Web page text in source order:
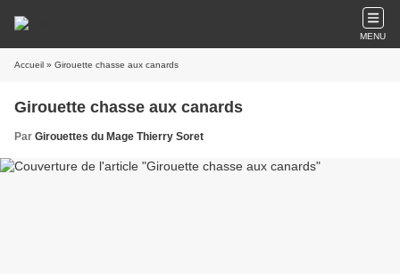
MENU
Accueil » Girouette chasse aux canards
Girouette chasse aux canards
Par Girouettes du Mage Thierry Soret